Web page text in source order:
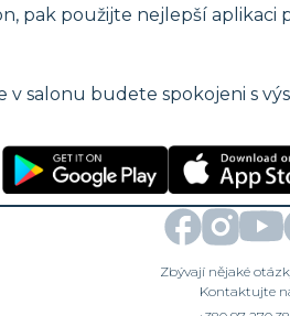
pak použijte nejlepší aplikaci
v salonu budete spokojeni s
Zbývají nějaké
Kontaktujte